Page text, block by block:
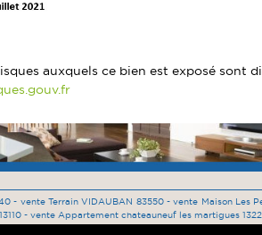
auxquels ce bien est exposé sont
- vente Terrain VIDAUBAN 83550 -vente Maison Les
- vente Appartement chateauneuf les martigues